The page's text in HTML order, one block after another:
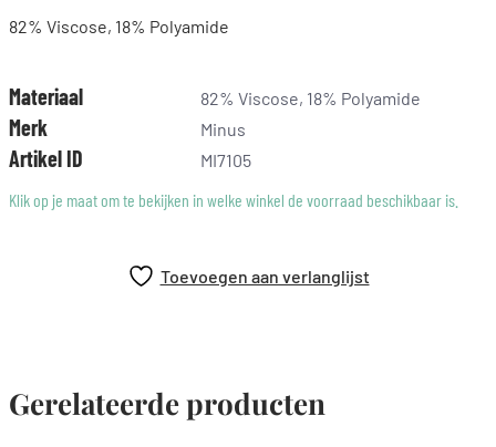
82% Viscose, 18% Polyamide
Materiaal 82% Viscose, 18% Polyamide
Merk Minus
Artikel ID
MI7105
Klik op je maat om te bekijken in welke winkel de voorraad beschikbaar is.
Toevoegen aan verlanglijst
Gerelateerde producten